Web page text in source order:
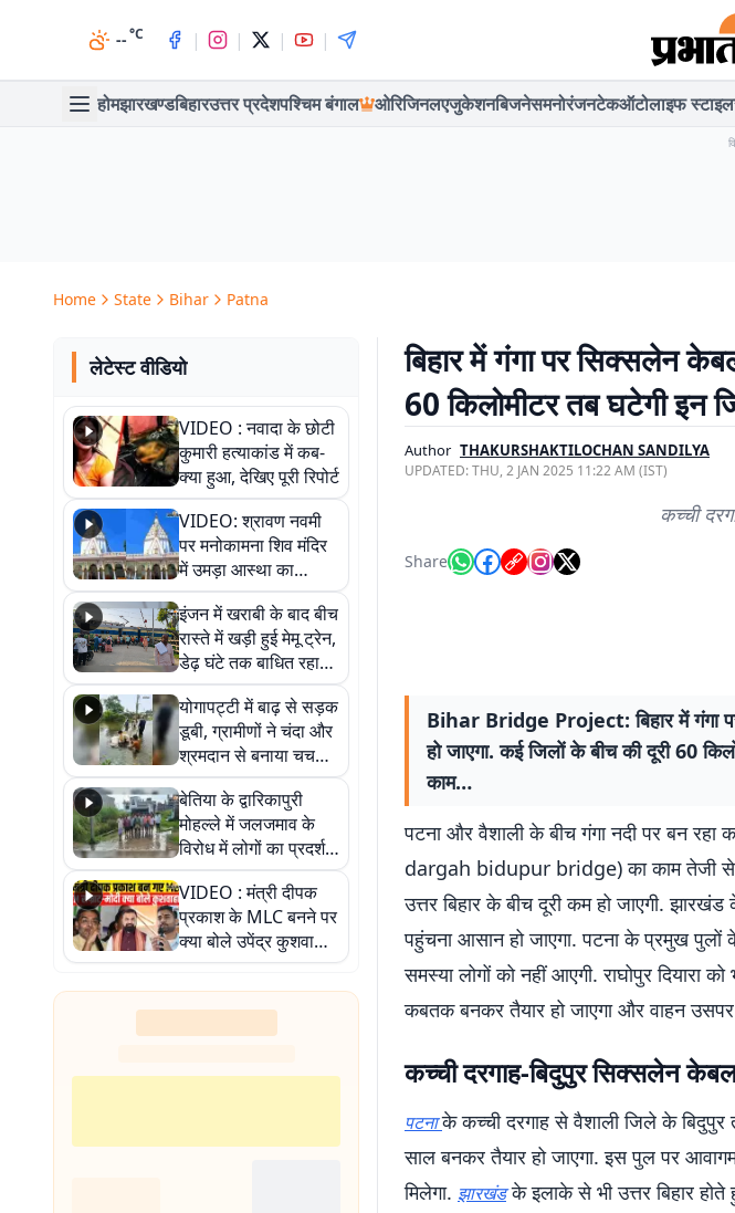
--°C | | | |
होमझारखण्डबिहारउत्तर प्रदेशपश्चिम बंगाल ओरिजिनलएजुकेशनबिजनेसमनोरंजनटेकऑटोलाइफ स्टाइल
Home State Bihar Patna
लेटेस्ट वीडियो
VIDEO : नवादा के छोटी
कुमारी हत्याकांड में कब-
क्या हुआ, देखिए पूरी रिपोर्ट
VIDEO: श्रावण नवमी
पर मनोकामना शिव मंदिर
में उमड़ा आस्था का
सैलाब, हर-हर महादेव के
जयघोष से गूंजा परिसर
इंजन में खराबी के बाद बीच
रास्ते में खड़ी हुई मेमू ट्रेन,
डेढ़ घंटे तक बाधित रहा
आवागमन
योगापट्टी में बाढ़ से सड़क
डूबी, ग्रामीणों ने चंदा और
श्रमदान से बनाया चचरी
पुल
बेतिया के द्वारिकापुरी
मोहल्ले में जलजमाव के
विरोध में लोगों का प्रदर्शन,
स्थायी समाधान की मांग
VIDEO : मंत्री दीपक
प्रकाश के MLC बनने पर
क्या बोले उपेंद्र कुशवाहा,
सुनिए
बिहार में गंगा पर सिक्सलेन
60 किलोमीटर तब घटेगी इन
Author THAKURSHAKTILOCHAN SANDILYA
UPDATED:THU, 2 JAN 2025 11:22 AM (IST)
कच्ची
Share
Bihar Bridge Project: बिहार में गंगा
हो जाएगा. कई जिलों के बीच की दूरी 60
काम…
पटना और वैशाली के बीच गंगा नदी पर बन
dargah bidupur bridge) का काम तेजी से
उत्तर बिहार के बीच दूरी कम हो जाएगी.
पहुंचना आसान हो जाएगा. पटना के प्रमुख पुलों
समस्या लोगों को नहीं आएगी. राघोपुर दियारा
कबतक बनकर तैयार हो जाएगा और वाहन
कच्ची दरगाह-बिदुपुर सिक्सलेन
पटनाके कच्ची दरगाह से वैशाली जिले के
साल बनकर तैयार हो जाएगा. इस पुल पर
मिलेगा. झारखंडके इलाके से भी उत्तर बिहार होते